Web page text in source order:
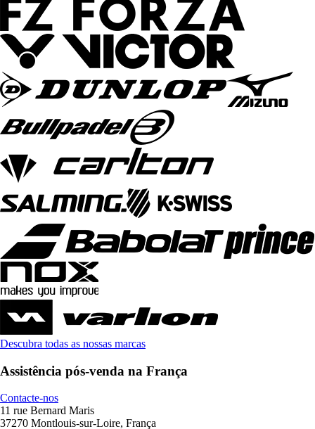
Descubra todas as nossas marcas
Assistência pós-venda na França
Contacte-nos
11 rue Bernard Maris
37270 Montlouis-sur-Loire, França